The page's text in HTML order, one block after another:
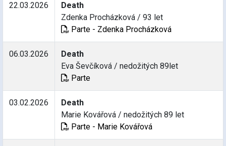
22.03.2026
Death
Zdenka Procházková / 93 let
Parte - Zdenka Procházková
06.03.2026
Death
Eva Ševčíková / nedožitých 89let
Parte
03.02.2026
Death
Marie Kovářová / nedožitých 89 let
Parte - Marie Kovářová